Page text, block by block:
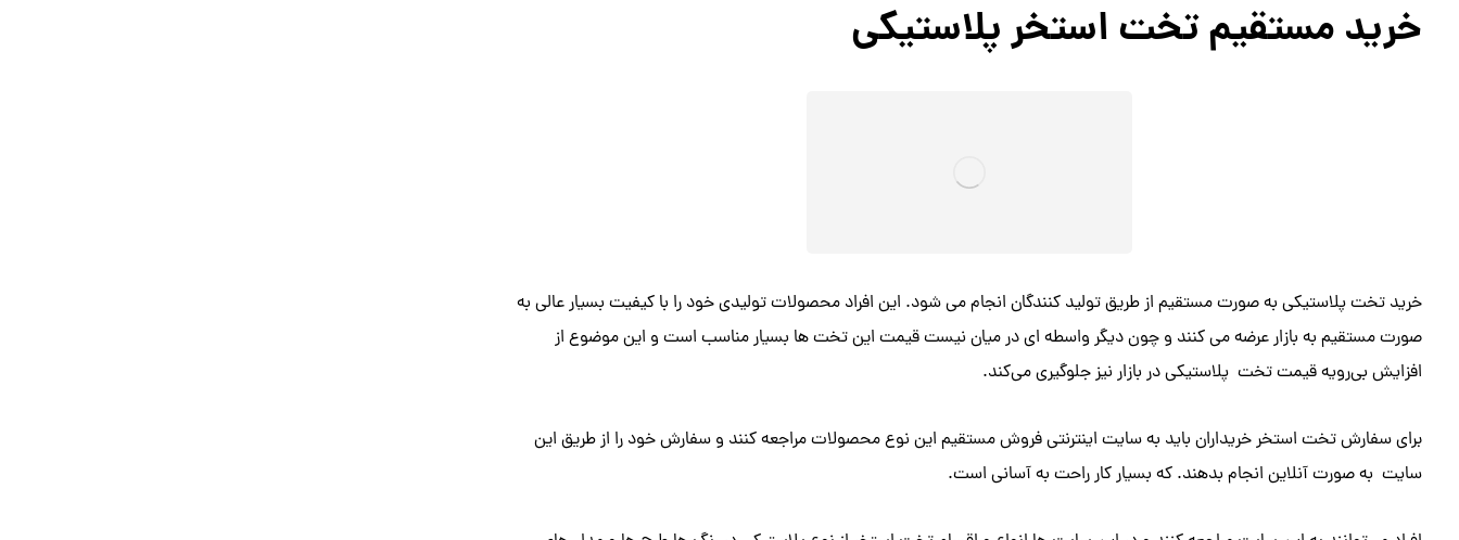
خرید مستقیم تخت استخر پلاستیکی
خرید تخت پلاستیکی به صورت مستقیم از طریق تولید کنندگان انجام می شود. این افراد محصولات تولیدی خود را با کیفیت بسیار عالی به
صورت مستقیم به بازار عرضه می کنند و چون دیگر واسطه ای در میان نیست قیمت این تخت ها بسیار مناسب است و این موضوع از
افزایش بی‌رویه قیمت تخت پلاستیکی در بازار نیز جلوگیری می‌کند.
برای سفارش تخت استخر خریداران باید به سایت اینترنتی فروش مستقیم این نوع محصولات مراجعه کنند و سفارش خود را از طریق این
سایت به صورت آنلاین انجام بدهند. که بسیار کار راحت به آسانی است.